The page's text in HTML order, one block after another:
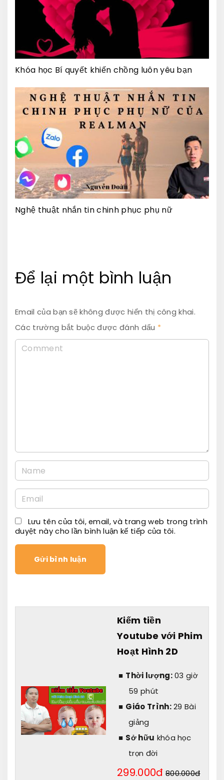
Khóa học Bí quyết khiến chồng luôn yêu bạn
Nghệ thuật nhắn tin chinh phục phụ nữ
Để lại một bình luận
Email của bạn sẽ không được hiển thị công khai.
Các trường bắt buộc được đánh dấu *
a
*
m
a
i
*
Lưu tên của tôi, email, và trang web trong trình
duyệt này cho lần bình luận kế tiếp của tôi.
Kiếm tiền
Youtube với Phim
Hoạt Hình 2D
Thời lượng:03 giờ
59 phút
Giáo Trình:29 Bài
giảng
Sở hữu khóa học
trọn đời
299.000đ 800.000đ